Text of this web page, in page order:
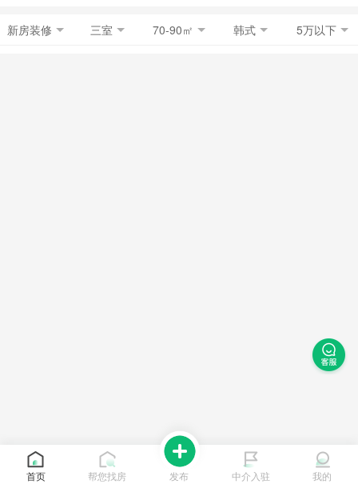
新房装修 三室 70-90㎡ 韩式 5万以下
首页 帮您找房 发布 中介入驻 我的